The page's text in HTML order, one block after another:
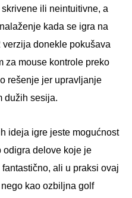
ili neintuitivne, a
kada se igra na
donekle pokušava
za mouse kontrole preko
rešenje jer upravljanje
dužih sesija.
ideja igre jeste mogućnost
odigra delove koje je
ali u praksi ovaj
kao ozbiljna golf